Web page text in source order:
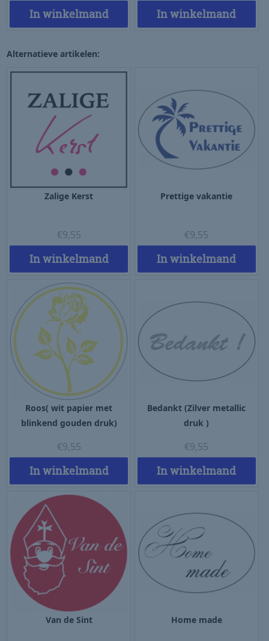
In winkelmand In winkelmand
Alternatieve artikelen:
Zalige Kerst
€9,55
In winkelmand
Prettige vakantie
€9,55
In winkelmand
Roos( wit papier met
blinkend gouden druk)
€9,55
In winkelmand
Bedankt (Zilver metallic
druk )
€9,55
In winkelmand
Van de Sint Home made